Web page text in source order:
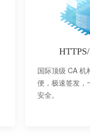
国际顶级 CA 机
便，极速签发，
安全。